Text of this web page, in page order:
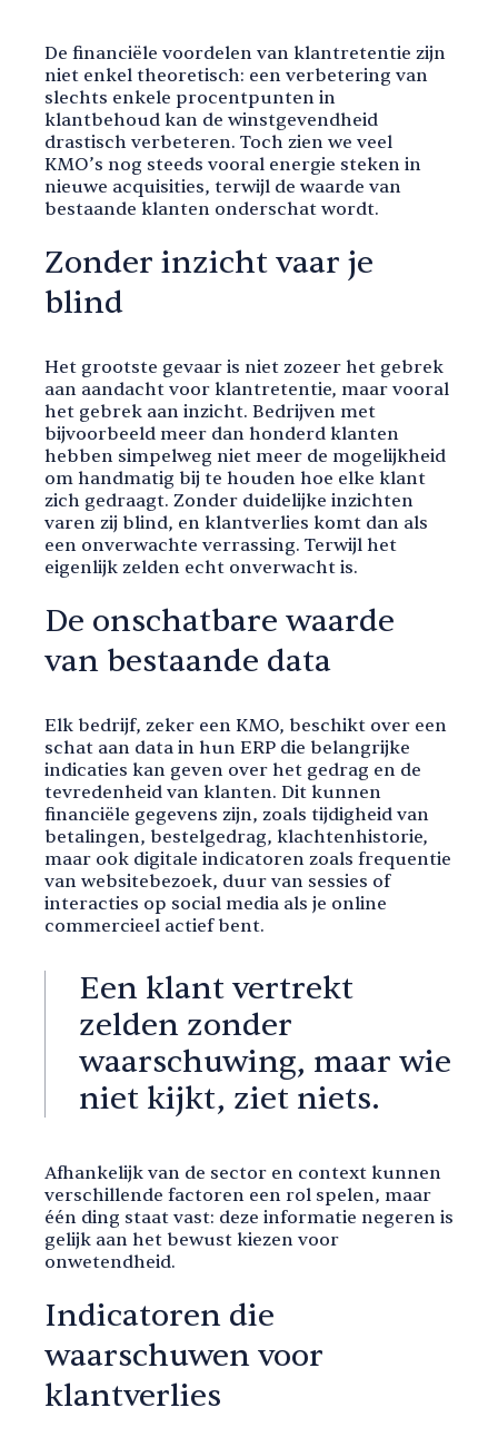
De financiële voordelen van klantretentie zijn
niet enkel theoretisch: een verbetering van
slechts enkele procentpunten in
klantbehoud kan de winstgevendheid
drastisch verbeteren. Toch zien we veel
KMO’s nog steeds vooral energie steken in
nieuwe acquisities, terwijl de waarde van
bestaande klanten onderschat wordt.
Zonder inzicht vaar je
blind
Het grootste gevaar is niet zozeer het gebrek
aan aandacht voor klantretentie, maar vooral
het gebrek aan inzicht. Bedrijven met
bijvoorbeeld meer dan honderd klanten
hebben simpelweg niet meer de mogelijkheid
om handmatig bij te houden hoe elke klant
zich gedraagt. Zonder duidelijke inzichten
varen zij blind, en klantverlies komt dan als
een onverwachte verrassing. Terwijl het
eigenlijk zelden echt onverwacht is.
De onschatbare waarde
van bestaande data
Elk bedrijf, zeker een KMO, beschikt over een
schat aan data in hun ERP die belangrijke
indicaties kan geven over het gedrag en de
tevredenheid van klanten. Dit kunnen
financiële gegevens zijn, zoals tijdigheid van
betalingen, bestelgedrag, klachtenhistorie,
maar ook digitale indicatoren zoals frequentie
van websitebezoek, duur van sessies of
interacties op social media als je online
commercieel actief bent.
Een klant vertrekt
zelden zonder
waarschuwing, maar wie
niet kijkt, ziet niets.
Afhankelijk van de sector en context kunnen
verschillende factoren een rol spelen, maar
één ding staat vast: deze informatie negeren is
gelijk aan het bewust kiezen voor
onwetendheid.
Indicatoren die
waarschuwen voor
klantverlies